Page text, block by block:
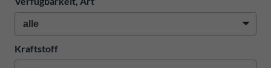
Kraftstoff